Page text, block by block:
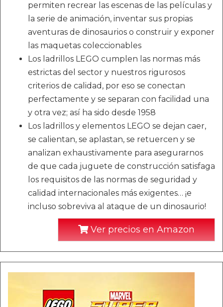
permiten recrear las escenas de las películas y
la serie de animación, inventar sus propias
aventuras de dinosaurios o construir y exponer
las maquetas coleccionables
Los ladrillos LEGO cumplen las normas más
estrictas del sector y nuestros rigurosos
criterios de calidad, por eso se conectan
perfectamente y se separan con facilidad una
y otra vez; así ha sido desde 1958
Los ladrillos y elementos LEGO se dejan caer,
se calientan, se aplastan, se retuercen y se
analizan exhaustivamente para asegurarnos
de que cada juguete de construcción satisfaga
los requisitos de las normas de seguridad y
calidad internacionales más exigentes… ¡e
incluso sobreviva al ataque de un dinosaurio!
Ver precios en Amazon